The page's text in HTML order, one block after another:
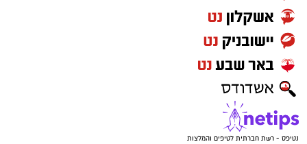
נטיפס - רשת חברתית לטיפים והמלצות